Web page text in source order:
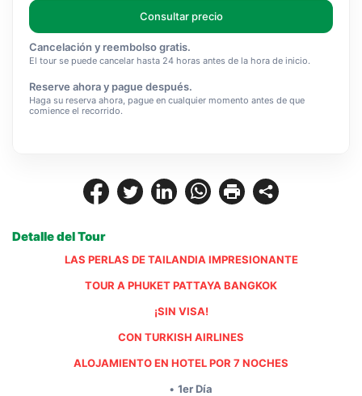
Detalle del Tour
LAS PERLAS DE TAILANDIA IMPRESIONANTE
TOUR A PHUKET PATTAYA BANGKOK
¡SIN VISA!
CON TURKISH AIRLINES
ALOJAMIENTO EN HOTEL POR 7 NOCHES
1er Día
Consultar precio
Cancelación y reembolso gratis.
El tour se puede cancelar hasta 24 horas antes de la hora de inicio.
Reserve ahora y pague después.
Haga su reserva ahora, pague en cualquier momento antes de que
comience el recorrido.